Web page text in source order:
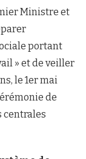
Ministre et
portant
» et de veiller
le 1er mai
de
centrales